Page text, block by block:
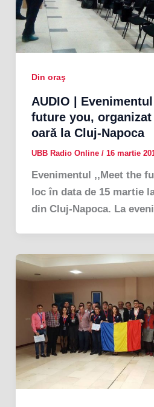
Din oraş
AUDIO |
future you,
oară la Cluj-Napoca
UBB Radio Online / 16 martie
Evenimentul ,,Meet the
loc în data de 15 martie
din Cluj-Napoca. La